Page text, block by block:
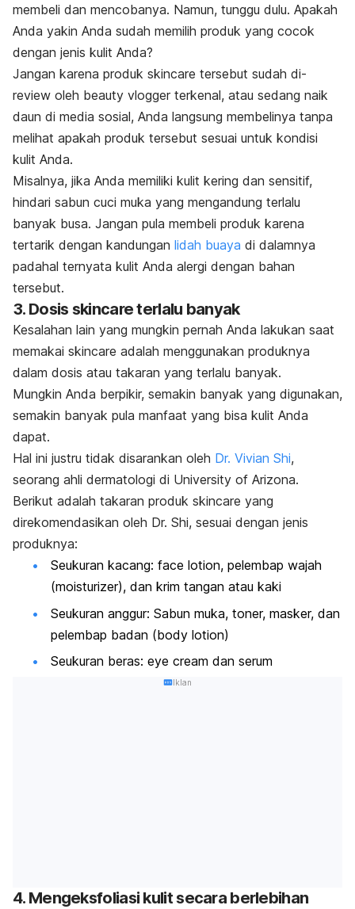
membeli dan mencobanya. Namun, tunggu dulu. Apakah
Anda yakin Anda sudah memilih produk yang cocok
dengan jenis kulit Anda?
Jangan karena produk skincare tersebut sudah di-
review oleh beauty vlogger terkenal, atau sedang naik
daun di media sosial, Anda langsung membelinya tanpa
melihat apakah produk tersebut sesuai untuk kondisi
kulit Anda.
Misalnya, jika Anda memiliki kulit kering dan sensitif,
hindari sabun cuci muka yang mengandung terlalu
banyak busa. Jangan pula membeli produk karena
tertarik dengan kandungan lidah buaya di dalamnya
padahal ternyata kulit Anda alergi dengan bahan
tersebut.
3. Dosis skincareterlalu banyak
Kesalahan lain yang mungkin pernah Anda lakukan saat
memakai skincare adalah menggunakan produknya
dalam dosis atau takaran yang terlalu banyak.
Mungkin Anda berpikir, semakin banyak yang digunakan,
semakin banyak pula manfaat yang bisa kulit Anda
dapat.
Hal ini justru tidak disarankan oleh Dr. Vivian Shi,
seorang ahli dermatologi di University of Arizona.
Berikut adalah takaran produk skincare yang
direkomendasikan oleh Dr. Shi, sesuai dengan jenis
produknya:
Seukuran kacang: face lotion, pelembap wajah
(moisturizer), dan krim tangan atau kaki
Seukuran anggur: Sabun muka, toner, masker, dan
pelembap badan (body lotion)
Seukuran beras: eye cream dan serum
Iklan
4. Mengeksfoliasi kulit secara berlebihan